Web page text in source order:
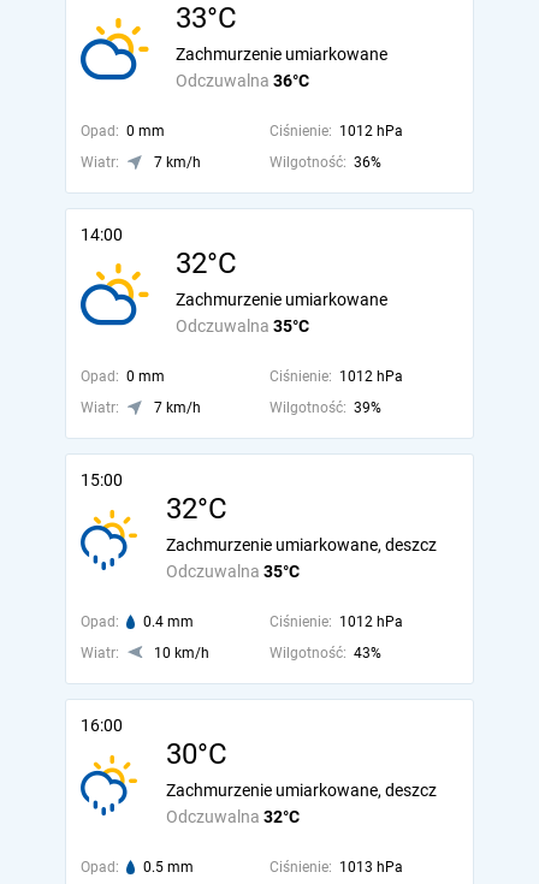
33°C
Odczuwalna 36°C
Zachmurzenie umiarkowane
Opad: 0 mm Ciśnienie: 1012 hPa
Wiatr:
7 km/h Wilgotność: 36%
14:00
32°C
Odczuwalna 35°C
Zachmurzenie umiarkowane
Opad: 0 mm Ciśnienie: 1012 hPa
Wiatr:
7 km/h Wilgotność: 39%
15:00
32°C
Odczuwalna 35°C
Zachmurzenie umiarkowane, deszcz
Opad: 0.4 mm Ciśnienie: 1012 hPa
Wiatr:
10 km/h Wilgotność: 43%
16:00
30°C
Odczuwalna 32°C
Zachmurzenie umiarkowane, deszcz
Opad: 0.5 mm Ciśnienie: 1013 hPa